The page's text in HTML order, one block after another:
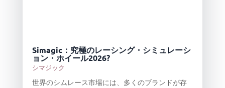
Simagic：究極のレーシング・シミュレーシ
ョン・ホイール2026?
シマジック
世界のシムレース市場には、多くのブランドが存